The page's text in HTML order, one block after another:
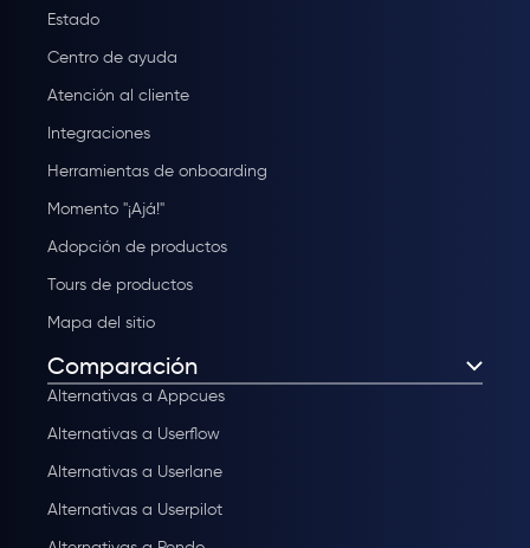
Estado
Centro de ayuda
Atención al cliente
Integraciones
Herramientas de onboarding
Momento "¡Ajá!"
Adopción de productos
Tours de productos
Mapa del sitio
Comparación
Alternativas a Appcues
Alternativas a Userflow
Alternativas a Userlane
Alternativas a Userpilot